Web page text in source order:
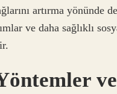
artırma yönünde de
ve daha sağlıklı
ve